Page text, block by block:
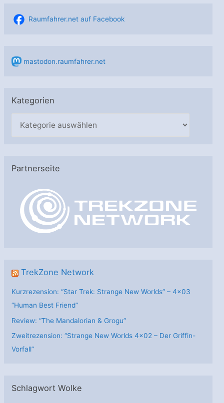
Raumfahrer.net auf Facebook
mastodon.raumfahrer.net
Kategorien
g
Partnerseite
TrekZone Network
Kurzrezension: “Star Trek: Strange New Worlds” – 4×03
“Human Best Friend”
Review: “The Mandalorian & Grogu”
Zweitrezension: “Strange New Worlds 4×02 – Der Griffin-
Vorfall”
Schlagwort Wolke